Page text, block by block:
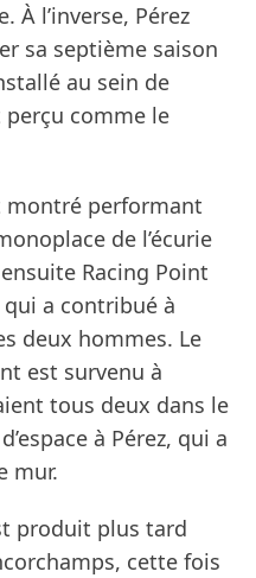
À l’inverse, Pérez
sa septième saison
au sein de
perçu comme le
montré performant
de l’écurie
Racing Point
a contribué à
deux hommes. Le
est survenu à
tous deux dans le
à Pérez, qui a
mur.
produit plus tard
cette fois